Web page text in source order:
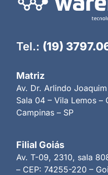
Tel.: (19)
Matriz
Av. Dr. Arlindo
Sala 04 – Vila Lemos –
Campinas – SP
Filial Goiás
Av. T-09, 2310, sala
– CEP: 74255-220 –